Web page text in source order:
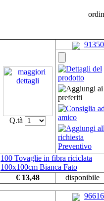
Q.tà
91350
100 Tovaglie in fibra riciclata
100x100cm Bianca Fato
€ 13,48
disponibile
96616